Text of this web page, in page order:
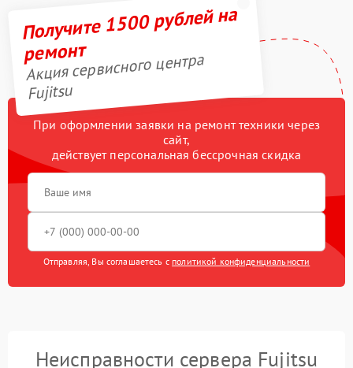
Получите 1500 рублей на
ремонт
Акция сервисного центра
Fujitsu
При оформлении заявки на ремонт техники через
сайт,
действует персональная бессрочная скидка
Отправляя, Вы соглашаетесь с политикой конфиденциальности
Неисправности сервера Fujitsu